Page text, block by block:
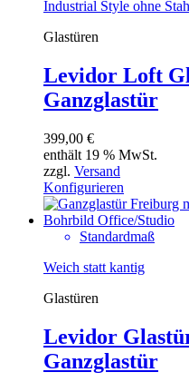
Industrial Style ohne
Glastüren
Levidor Loft
Ganzglastür
399,00 €
enthält 19 % MwSt.
zzgl. Versand
Konfigurieren
Standardmaß
Weich statt kantig
Glastüren
Levidor
Ganzglastür